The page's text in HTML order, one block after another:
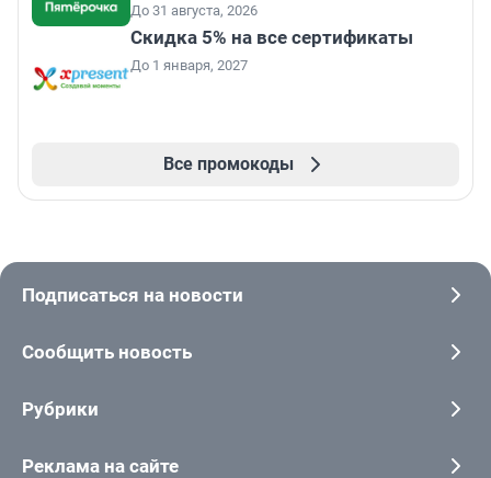
До 31 августа, 2026
Скидка 5% на все сертификаты
До 1 января, 2027
Все промокоды
Подписаться на новости
Сообщить новость
Рубрики
Реклама на сайте